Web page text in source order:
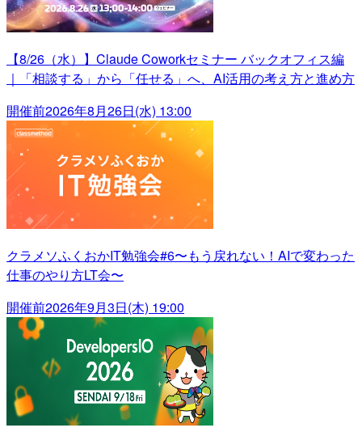
【8/26（水）】Claude Coworkセミナー バックオフィス編
｜「相談する」から「任せる」へ、AI活用の考え方と進め方
開催前2026年8月26日(水) 13:00
クラメソふくおかIT勉強会#6〜もう戻れない！AIで変わった
仕事のやり方LT会〜
開催前2026年9月3日(木) 19:00